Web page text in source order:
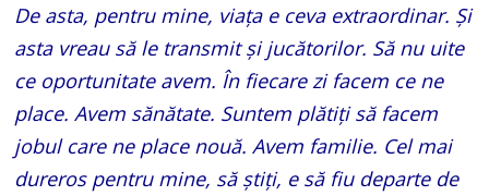
De asta, pentru mine, viața e ceva extraordinar. Și
asta vreau să le transmit și jucătorilor. Să nu uite
ce oportunitate avem. În fiecare zi facem ce ne
place. Avem sănătate. Suntem plătiți să facem
jobul care ne place nouă. Avem familie. Cel mai
dureros pentru mine, să știți, e să fiu departe de